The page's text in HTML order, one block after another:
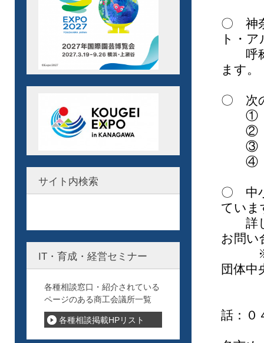
〇
神
ト・
呼称
ます。
〇 次
① 精
② 臨
③ １
④ 時
〇 中
ていま
詳し
お問い
※神
団体中
話：０
サイト内検索
IT・育成・経営セミナー
各種相談窓口・紹介されている
ページのある商工会議所一覧
各種相談掲載HPリスト